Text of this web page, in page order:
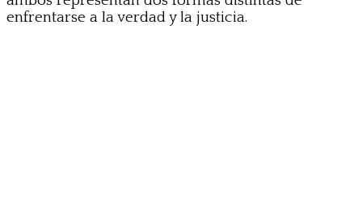
enfrentarse a la verdad y la justicia.